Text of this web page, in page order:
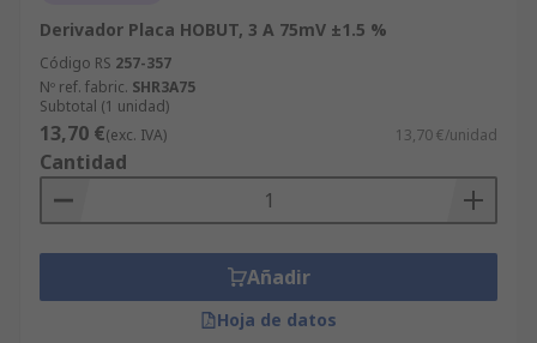
Derivador Placa HOBUT, 3 A 75mV ±1.5 %
Código RS 257-357
Nº ref. fabric. SHR3A75
Subtotal (1 unidad)
13,70 €(exc. IVA) 13,70 €/unidad
Cantidad
Añadir
Hoja de datos